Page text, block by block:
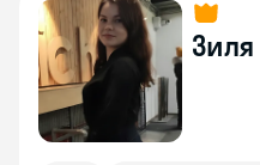
Зиля